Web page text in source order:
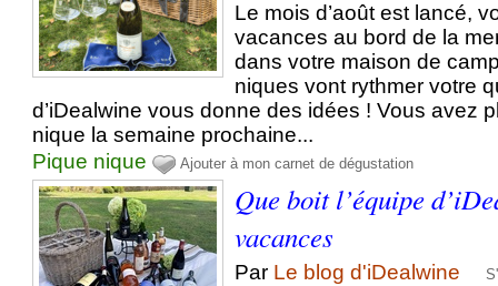
Le mois d’août est lancé,
vacances au bord de la
dans votre maison de
niques vont rythmer votre
d’iDealwine vous donne des idées ! Vous avez
nique la semaine prochaine...
Pique nique
Ajouter à mon carnet de dégustation
Que boit l’équipe
vacances
Par Le blog d'iDealwine